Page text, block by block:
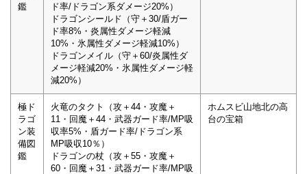
鑑
ド率/ドラゴン系ダメージ20%）
ドラゴンシールド（守＋30/盾ガー
ド率8%・炎属性ダメージ軽減
10%・氷属性ダメージ軽減10%）
ドラゴンメイル（守＋60/炎属性ダ
メージ軽減20%・氷属性ダメージ軽
減20%）
極ド
ラゴ
ン装
備図
鑑
火竜のタクト（攻＋44・攻魔＋
11・回魔＋44・武器ガード率/MP吸
収率5%・盾ガード率/ドラゴン系
MP吸収10％）
ドラゴンの杖（攻＋55・攻魔＋
60・回魔＋31・武器ガード率/MP吸
ホムスビ山地北の高
台の宝箱